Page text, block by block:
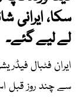
سکا،
لے لیے گئے۔
سے چند روز